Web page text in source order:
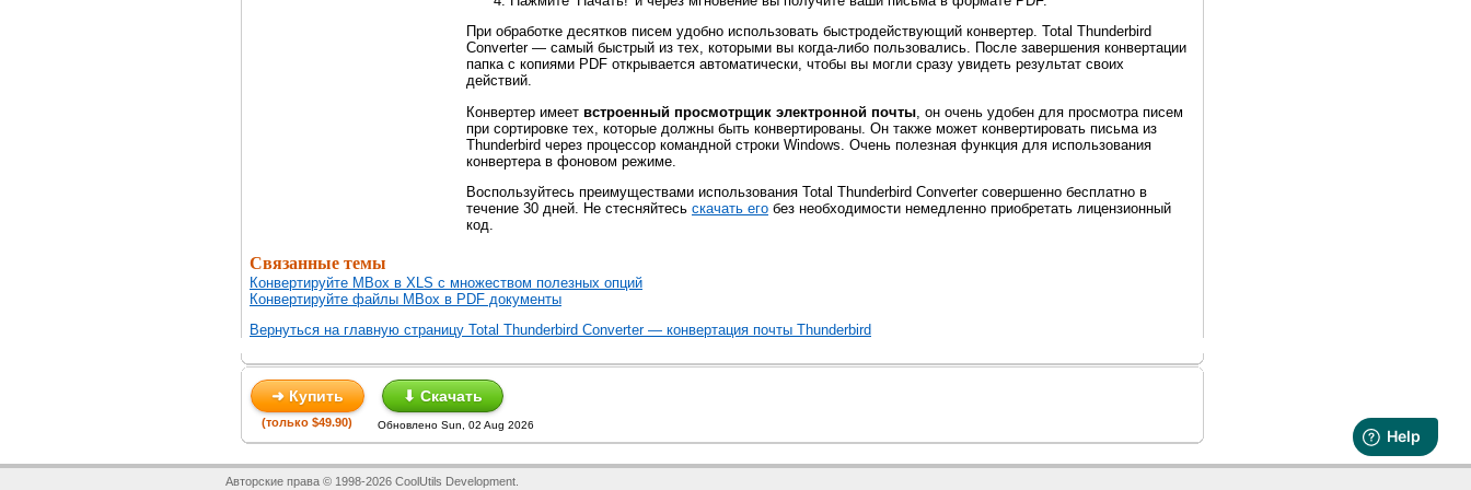
При обработке десятков писем удобно использовать быстродействующий конвертер. Total Thunderbird
Converter — самый быстрый из тех, которыми вы когда-либо пользовались. После завершения конвертации
папка с копиями PDF открывается автоматически, чтобы вы могли сразу увидеть результат своих
действий.
Конвертер имеет встроенный просмотрщик электронной почты , он очень удобен для просмотра писем
при сортировке тех, которые должны быть конвертированы. Он также может конвертировать письма из
Thunderbird через процессор командной строки Windows. Очень полезная функция для использования
конвертера в фоновом режиме.
Воспользуйтесь преимуществами использования Total Thunderbird Converter совершенно бесплатно в
течение 30 дней. Не стесняйтесь скачать его без необходимости немедленно приобретать лицензионный
код.
Связанные темы
Конвертируйте MBox в XLS с множеством полезных опций
Конвертируйте файлы MBox в PDF документы
Вернуться на главную страницу Total Thunderbird Converter — конвертация почты Thunderbird
➜ Купить ⬇ Скачать
(только $49.90) Обновлено Sun, 02 Aug 2026
Авторские права © 1998-2026 CoolUtils Development.